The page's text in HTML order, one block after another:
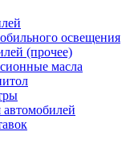
освещения
(прочее)
масла